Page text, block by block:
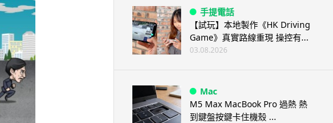
手提電話
【試玩】本地製作《HK Driving
Game》真實路線重現 操控有...
03.08.2026
Mac
M5 Max MacBook Pro 過熱 熱
到鍵盤按鍵卡住機殼 ...